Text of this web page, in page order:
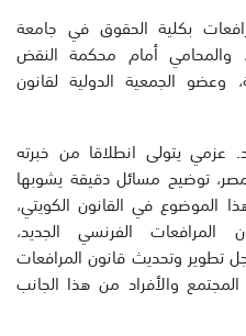
بكلية الحقوق في جامعة
والمحامي أمام محكمة النقض
وعضو الجمعية الدولية لقانون
عزمي يتولى انطلاقا من خبرته
توضيح مسائل دقيقة يشوبها
الموضوع في القانون الكويتي،
المرافعات الفرنسي الجديد،
وتحديث قانون المرافعات
والأفراد من هذا الجانب